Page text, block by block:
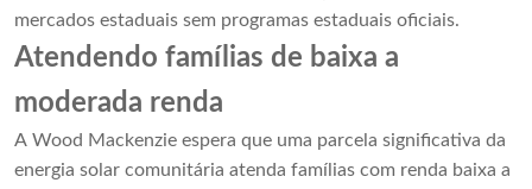
mercados estaduais sem programas estaduais oficiais.
Atendendo famílias de baixa a
moderada renda
A Wood Mackenzie espera que uma parcela significativa da
energia solar comunitária atenda famílias com renda baixa a